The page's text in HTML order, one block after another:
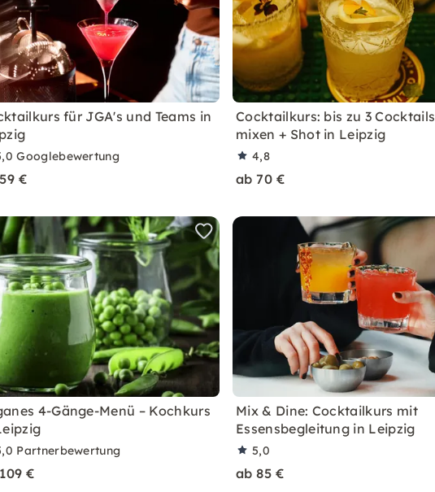
für JGA's und Teams in
Googlebewertung
€
Cocktailkurs: bis zu 3 Cocktails
mixen + Shot in Leipzig
4,8
ab 70 €
4-Gänge-Menü – Kochkurs
Partnerbewertung
€
Mix & Dine: Cocktailkurs mit
Essensbegleitung in Leipzig
5,0
ab 85 €